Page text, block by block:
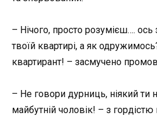
– Нічого, просто розумієш….
твоїй квартирі, а як
квартирант! – засмучено
– Не говори дурниць, ніякий ти
майбутній чоловік! – з гордістю